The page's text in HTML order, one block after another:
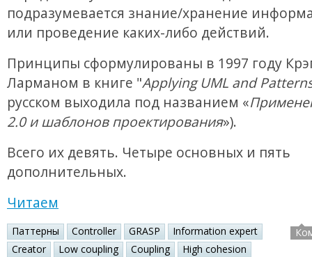
подразумевается знание/хранение
или проведение каких-либо действий.
Принципы сформулированы в 1997 году
Ларманом в книге "Applying UML and
русском выходила под названием «
2.0 и шаблонов проектирования»).
Всего их девять. Четыре основных и пять
дополнительных.
Читаем
Паттерны Controller GRASP
Information expert
Creator
Low coupling Coupling
High cohesion